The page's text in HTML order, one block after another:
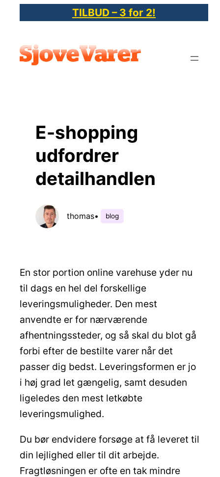
indhold
TILBUD – 3 for 2!
E-shopping
udfordrer
detailhandlen
thomas• blog
En stor portion online varehuse yder nu
til dags en hel del forskellige
leveringsmuligheder. Den mest
anvendte er for nærværende
afhentningssteder, og så skal du blot gå
forbi efter de bestilte varer når det
passer dig bedst. Leveringsformen er jo
i høj grad let gængelig, samt desuden
ligeledes den mest letkøbte
leveringsmulighed.
Du bør endvidere forsøge at få leveret til
din lejlighed eller til dit arbejde.
Fragtløsningen er ofte en tak mindre